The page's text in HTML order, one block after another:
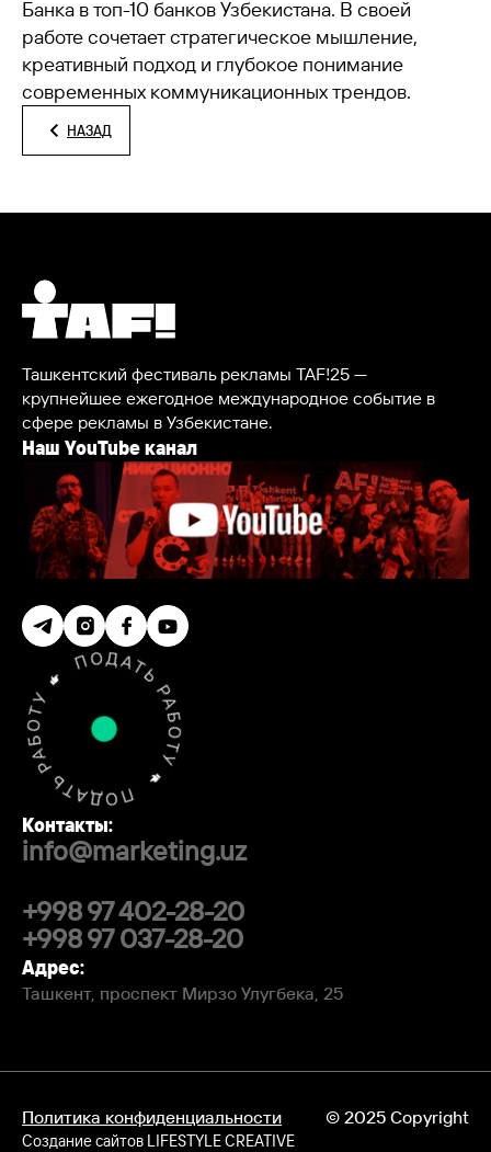
Банка в топ-10 банков Узбекистана. В своей
работе сочетает стратегическое мышление,
креативный подход и глубокое понимание
современных коммуникационных трендов.
НАЗАД
Ташкентский фестиваль рекламы TAF!25 —
крупнейшее ежегодное международное событие в
сфере рекламы в Узбекистане.
Наш YouTube канал
Контакты:
info@marketing.uz
+998 97 402-28-20
+998 97 037-28-20
Адрес:
Ташкент, проспект Мирзо Улугбека, 25
Политика конфиденциальности
© 2025 Copyright
Создание сайтов LIFESTYLE CREATIVE